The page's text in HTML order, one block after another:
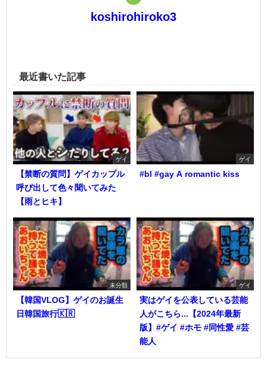
koshirohiroko3
最近書いた記事
ゲイ
【禁断の質問】ゲイカップル
呼び出して色々聞いてみた
【雨とヒキ】
ゲイ
#bl #gay A romantic kiss
未分類
【韓国VLOG】ゲイのお誕生
日韓国旅行🇰🇷
ゲイ
実はゲイを公表している芸能
人がこちら...【2024年最新
版】#ゲイ #ホモ #同性愛 #芸
能人